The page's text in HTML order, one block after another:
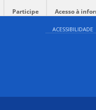
Participe Acesso à
ACESSIBILIDADE